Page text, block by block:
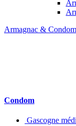
Armagnac &
Condom
Gascogne